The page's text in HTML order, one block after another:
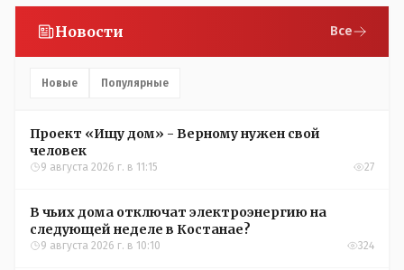
Новости Все
Новые Популярные
Проект «Ищу дом» - Верному нужен свой
человек
9 августа 2026 г. в 11:15 27
В чьих дома отключат электроэнергию на
следующей неделе в Костанае?
9 августа 2026 г. в 10:10 324